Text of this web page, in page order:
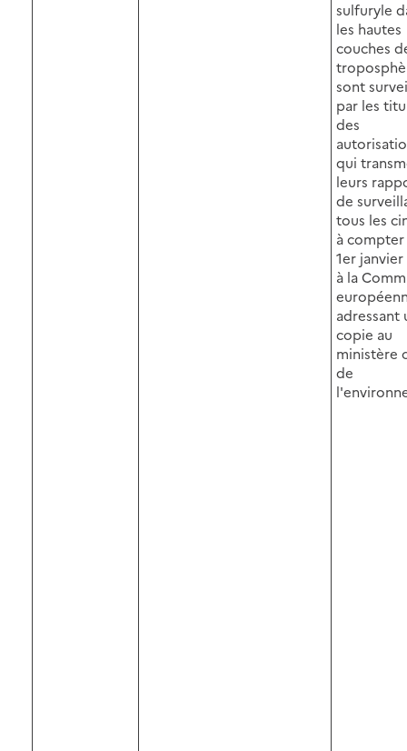
sulfuryle
les hautes
couches
sont
par les
des
qui
leurs
de
tous les
à
1er janvier
à la
adressant
copie au
ministère
de